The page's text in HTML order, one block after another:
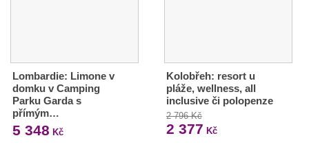
Lombardie: Limone v
domku v Camping
Parku Garda s
přímým…
5 348 Kč
Kolobřeh: resort u
pláže, wellness, all
inclusive či polopenze
2 796 Kč
2 377 Kč